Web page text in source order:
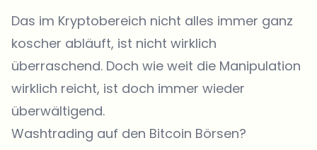
Das im Kryptobereich nicht alles immer ganz
koscher abläuft, ist nicht wirklich
überraschend. Doch wie weit die Manipulation
wirklich reicht, ist doch immer wieder
überwältigend.
Washtrading auf den Bitcoin Börsen?